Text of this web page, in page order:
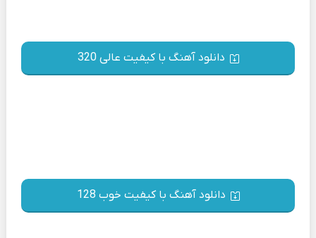
دانلود آهنگ با کیفیت عالی 320
دانلود آهنگ با کیفیت خوب 128